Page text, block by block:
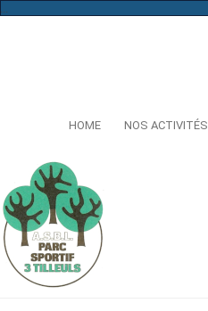
...
HOME NOS ACTIVITÉS